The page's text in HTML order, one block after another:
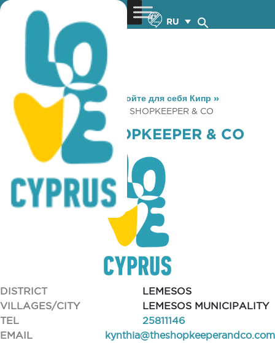
RU
You are here: Home »Откройте для себя Кипр »
Gastronomy
» KRINOS THE SHOPKEEPER & CO
KRINOS THE SHOPKEEPER & CO
DISTRICT
LEMESOS
VILLAGES/CITY
LEMESOS MUNICIPALITY
TEL
25811146
EMAIL
kynthia@theshopkeeperandco.com